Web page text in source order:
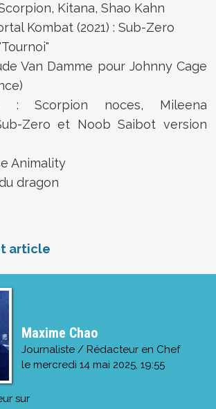
Kitana, Shao Kahn
Kombat (2021) : Sub-Zero
Van Damme pour Johnny Cage
: Scorpion noces, Mileena
Zero et Noob Saibot version
Animality
dragon
article
Maxime Chao
Journaliste / Rédacteur en Chef
le mercredi 14 mai 2025, 19:55
sur